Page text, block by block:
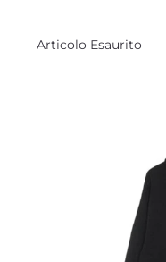
Articolo Esaurito